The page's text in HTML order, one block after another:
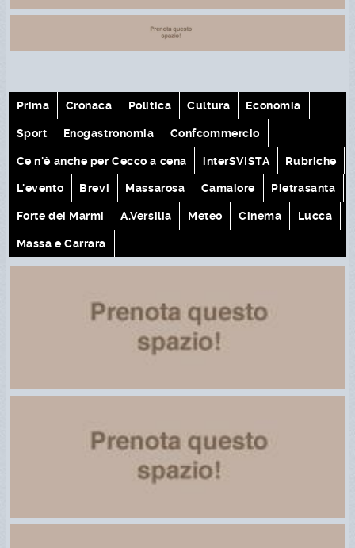
Prima Cronaca Politica Cultura Economia
Sport Enogastronomia Confcommercio
Ce n'è anche per Cecco a cena interSVISTA Rubriche
L'evento Brevi Massarosa Camaiore Pietrasanta
Forte dei Marmi A.Versilia Meteo Cinema Lucca
Massa e Carrara